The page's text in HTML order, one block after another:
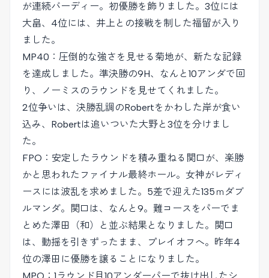
が連続バーディー。初優勝を飾りました。3位には
大畠、4位には、井上との接戦を制した福留が入り
ました。
MP40：圧倒的な強さを見せる菊地が、新たな記録
を達成しました。準決勝の9H、なんと10アンダで回
り、ノーミスのラウンドを見せてくれました。
2位争いは、決勝乱調のRobertをかわした岸が食い
込み、Robertは追いついた大野と3位を分けまし
た。
FPO：安定したラウンドを積み重ねる関口が、楽勝
かと思われたファイナル最終ホール。女神がレディ
ースには波乱を求めました。5差で迎えた135ｍダブ
ルマンダ。関口は、なんと9。難コースをパーでま
とめた澤田（和）と並ぶ結果となりました。関口
は、動揺を引きずったまま、プレイオフへ。昨年4
位の澤田に優勝を譲ることになりました。